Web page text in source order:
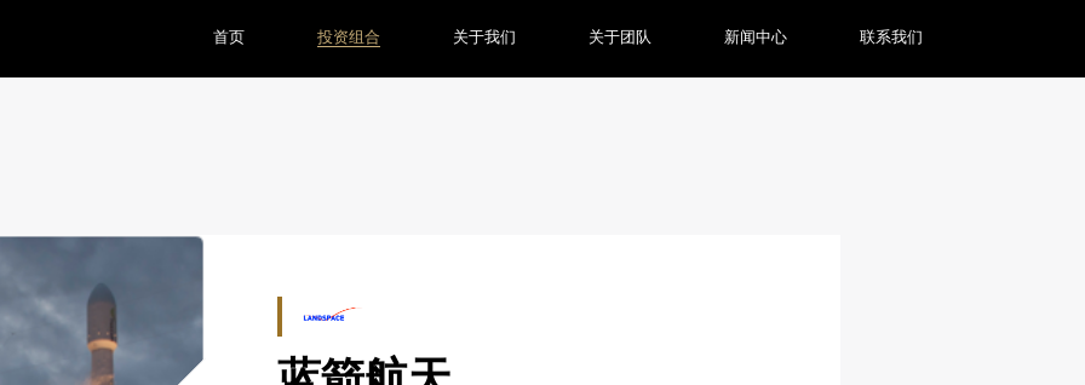
首页 投资组合 关于我们 关于团队 新闻中心 联系我们